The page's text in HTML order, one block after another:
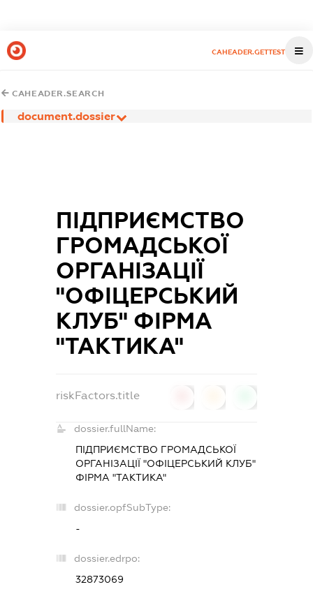
CAHEADER.GETTEST
CAHEADER.SEARCH
document.dossier
ПІДПРИЄМСТВО
ГРОМАДСЬКОЇ
ОРГАНІЗАЦІЇ
"ОФІЦЕРСЬКИЙ
КЛУБ" ФІРМА
"ТАКТИКА"
riskFactors.title
dossier.fullName:
ПІДПРИЄМСТВО ГРОМАДСЬКОЇ
ОРГАНІЗАЦІЇ "ОФІЦЕРСЬКИЙ КЛУБ"
ФІРМА "ТАКТИКА"
dossier.opfSubType:
-
dossier.edrpo:
32873069